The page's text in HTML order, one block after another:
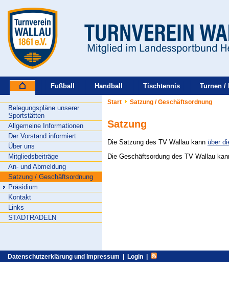
Fußball Handball Tischtennis Turnen /
Belegungspläne unserer
Sportstätten
Allgemeine Informationen
Der Vorstand informiert
Über uns
Mitgliedsbeiträge
An- und Abmeldung
Satzung / Geschäftsordnung
Präsidium
Kontakt
Links
STADTRADELN
Start Satzung / Geschäftsordnung
Satzung
Die Satzung des TV Wallau kann über
Die Geschäftsordung des TV Wallau
Datenschutzerklärung und Impressum | Login |